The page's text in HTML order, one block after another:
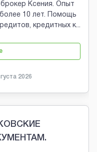
Ксения. Опыт
10 лет. Помощь
кредитных к...
2026